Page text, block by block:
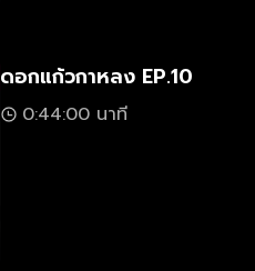
ดอกแก้วกาหลง EP.10
0:44:00 นาที